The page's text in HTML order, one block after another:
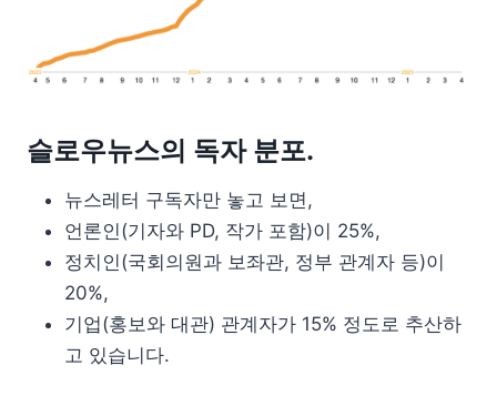
슬로우뉴스의 독자 분포.
뉴스레터 구독자만 놓고 보면,
언론인(기자와 PD, 작가 포함)이 25%,
정치인(국회의원과 보좌관, 정부 관계자 등)이
20%,
기업(홍보와 대관) 관계자가 15% 정도로 추산하
고 있습니다.